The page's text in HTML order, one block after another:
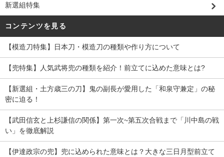
新選組特集
コンテンツを見る
【模造刀特集】日本刀・模造刀の種類や作り方について
【兜特集】人気武将兜の種類を紹介！前立てに込めた意味とは?
【新選組・土方歳三の刀】鬼の副長が愛用した「和泉守兼定」の秘
密に迫る！
【武田信玄と上杉謙信の関係】第一次~第五次合戦まで「川中島の戦
い」を徹底解説
【伊達政宗の兜】兜に込められた意味とは？大きな三日月型前立て